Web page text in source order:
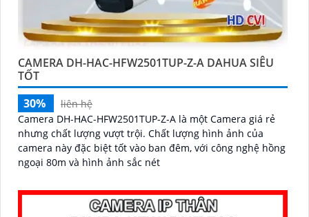
CAMERA DH-HAC-HFW2501TUP-Z-A DAHUA SIÊU
TỐT
30%
liên hệ
Camera DH-HAC-HFW2501TUP-Z-A là một Camera giá rẻ
nhưng chất lượng vượt trội. Chất lượng hình ảnh của
camera này đặc biệt tốt vào ban đêm, với công nghệ hồng
ngoại 80m và hình ảnh sắc nét